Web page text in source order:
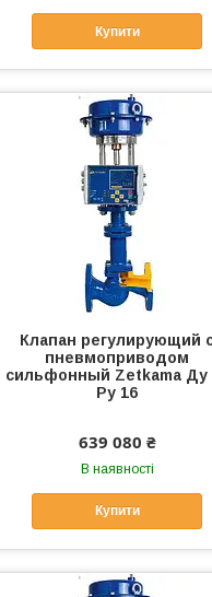
Купити
Клапан регулирующий
пневмоприводом
сильфонный Zetkama Ду
Ру 16
639 080 ₴
В наявності
Купити